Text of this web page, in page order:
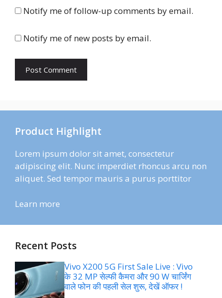
Notify me of follow-up comments by email.
Notify me of new posts by email.
Product Highlight
Lorem ipsum dolor sit amet, consectetur
adipiscing elit. Nunc imperdiet rhoncus arcu non
aliquet. Sed tempor mauris a purus porttitor
Learn more
Recent Posts
Vivo X200 5G First Sale Live : Vivo
के 32 MP सेल्फी कैमरा और 90 W चार्जिंग
वाले फोन की पहली सेल शुरू, देखें ऑफर !